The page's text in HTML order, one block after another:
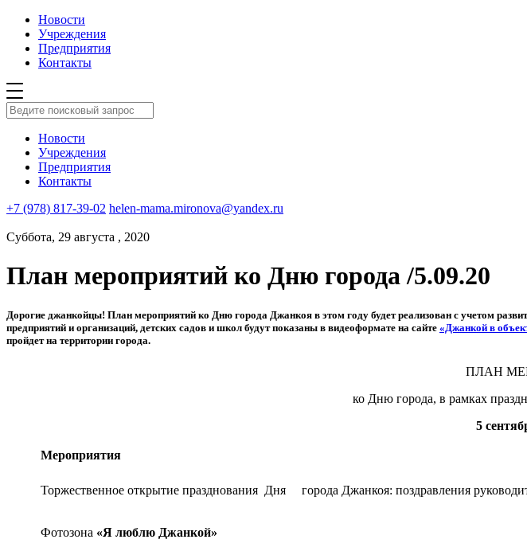
Новости
Учреждения
Предприятия
Контакты
Новости
Учреждения
Предприятия
Контакты
+7 (978) 817-39-02 helen-mama.mironova@yandex.ru
Суббота, 29 августа , 2020
План мероприятий ко Дню города /5.09.20
Дорогие джанкойцы! План мероприятий ко Дню города Джанкоя в этом году будет реализован с учетом
предприятий и организаций, детских садов и школ будут показаны в видеоформате на сайте «Джанкой в
пройдет на территории города.
ПЛАН
ко Дню города, в рамках
5
Мероприятия
Торжественное открытие празднования Дня города Джанкоя: поздравления
Фотозона «Я люблю Джанкой»